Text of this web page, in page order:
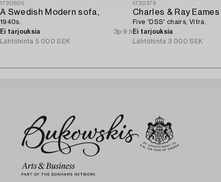
1730805
A Swedish Modern sofa,
1940s.
Ei tarjouksia
3p 9 h
Lähtöhinta 5 000 SEK
1730379
Charles & Ray Eames
Five 'DSS' chairs, Vitra.
Ei tarjouksia
Lähtöhinta 3 000 SEK